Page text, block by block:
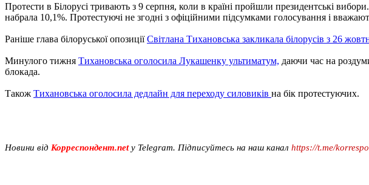
Протести в Білорусі тривають з 9 серпня, коли в країні пройшли президентські
набрала 10,1%. Протестуючі не згодні з офіційними підсумками голосування і
Раніше глава білоруської опозиціїСвітлана Тихановська закликала білорусів з 26
Минулого тижня Тихановська оголосила Лукашенку ультиматум, даючи час на
блокада.
Також Тихановська оголосила дедлайн для переходу силовиків на бік протестуючих.
Новини від Корреспондент.netу Telegram. Підписуйтесь на наш канал https://t.me/